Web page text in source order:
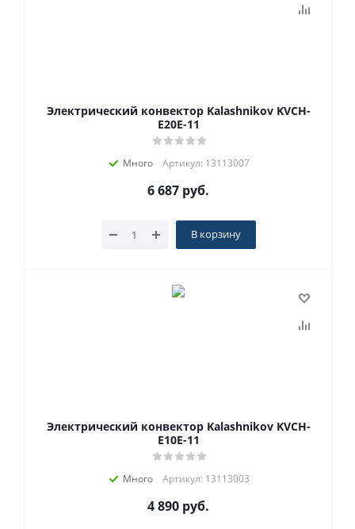
Электрический конвектор Kalashnikov KVCH-
E20E-11
Много Артикул: 13113007
6 687 руб.
В корзину
Электрический конвектор Kalashnikov KVCH-
E10E-11
Много Артикул: 13113003
4 890 руб.